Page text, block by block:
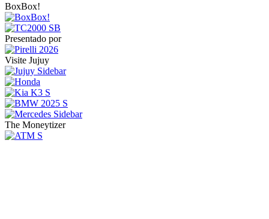
BoxBox!
Presentado por
Visite Jujuy
The Moneytizer